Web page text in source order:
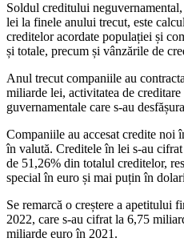
Soldul creditului
lei la finele anului trecut, este
creditelor acordate populației și
și totale, precum și vânzările de
Anul trecut companiile au
miliarde lei, activitatea de
guvernamentale care s-au
Companiile au accesat credite noi
în valută. Creditele în lei s-au
de 51,26% din totalul creditelor,
special în euro și mai puțin în
Se remarcă o creștere a apetitului
2022, care s-au cifrat la 6,75
miliarde euro în 2021.